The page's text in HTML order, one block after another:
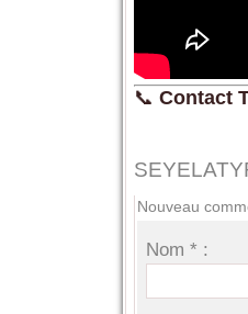
📞 Contact
Nouveau
Nom * :